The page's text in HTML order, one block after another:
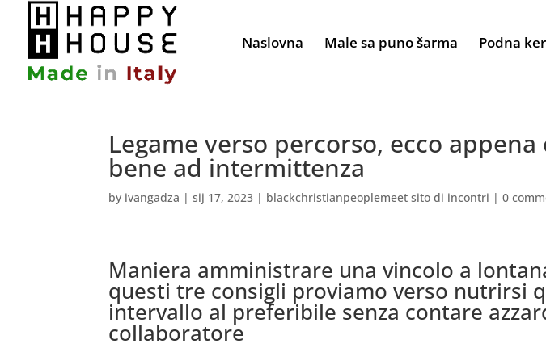
Naslovna Male sa puno šarma Podna
Legame verso percorso, ecco
bene ad intermittenza
by ivangadza |sij 17, 2023 | blackchristianpeoplemeet sito di incontri |0
Maniera amministrare una vincolo a
questi tre consigli proviamo verso nutrirsi
intervallo al preferibile senza contare
collaboratore